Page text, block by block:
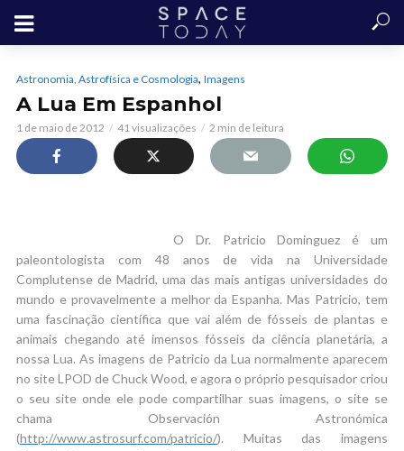
Astronomia, Astrofísica e Cosmologia, Imagens
A Lua Em Espanhol
1 de maio de 2012 41 visualizações 2 min de leitura
O Dr. Patricio Dominguez é um
paleontologista com 48 anos de vida na Universidade
Complutense de Madrid, uma das mais antigas universidades do
mundo e provavelmente a melhor da Espanha. Mas Patricio, tem
uma fascinação científica que vai além de fósseis de plantas e
animais chegando até imensos fósseis da ciência planetária, a
nossa Lua. As imagens de Patricio da Lua normalmente aparecem
no site LPOD de Chuck Wood, e agora o próprio pesquisador criou
o seu site onde ele pode compartilhar suas imagens, o site se
chama Observación Astronómica
(http://www.astrosurf.com/patricio/). Muitas das imagens